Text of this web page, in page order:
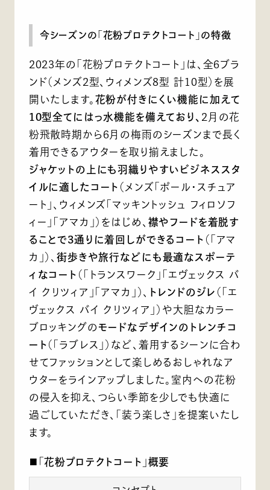
今シーズンの「花粉プロテクトコート」の特徴
2023年の「花粉プロテクトコート」は、全6ブラ
ンド（メンズ2型、ウィメンズ8型 計10型）を展
開いたします。 花粉が付きにくい機能に加えて
10型全てにはっ水機能を備えており、 2月の花
粉飛散時期から6月の梅雨のシーズンまで長く
着用できるアウターを取り揃えました。
ジャケットの上にも羽織りやすいビジネススタ
イルに適したコート （メンズ「ポール・スチュア
ート」、ウィメンズ「マッキントッシュ フィロソフ
ィー」「アマカ」）をはじめ、 襟やフードを着脱す
ることで3通りに着回しができるコート （「アマ
カ」）、街歩きや旅行などにも最適なスポーテ
ィなコート （「トランスワーク」「エヴェックス バ
イ クリツィア」「アマカ」）、
トレンドのジレ （「エ
ヴェックス バイ クリツィア」）や大胆なカラー
ブロッキングの モードなデザインのトレンチコ
ート （「ラブレス」）など、着用するシーンに合わ
せてファッションとして楽しめるおしゃれなア
ウターをラインアップしました。室内への花粉
の侵入を抑え、つらい季節を少しでも快適に
過ごしていただき、「装う楽しさ」を提案いたし
ます。
■「花粉プロテクトコート」概要